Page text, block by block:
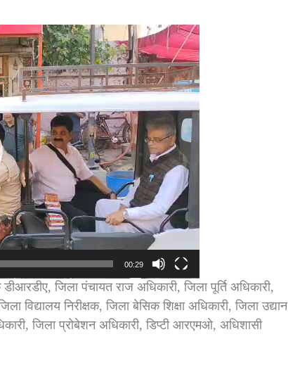
00:29
जिला पंचायत राज अधिकारी, जिला पूर्ति अधिकारी,
विद्यालय निरीक्षक, जिला बेसिक शिक्षा अधिकारी, जिला उद्यान
जिला प्रोबेशन अधिकारी, डिप्टी आरएमओ, अधिशासी